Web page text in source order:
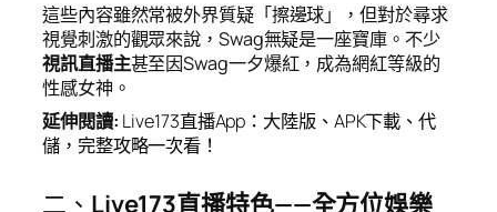
這些內容雖然常被外界質疑「擦邊球」，但對於尋求
視覺刺激的觀眾來說，Swag無疑是一座寶庫。不少
視訊直播主甚至因Swag一夕爆紅，成為網紅等級的
性感女神。
延伸閱讀: Live173直播App ：大陸版、 APK下載、代
儲，完整攻略一次看！
二、 Live173直播特色——全方位娛樂